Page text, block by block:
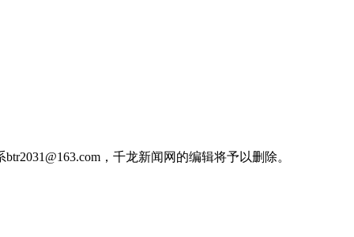
，千龙新闻网的编辑将予以删除。